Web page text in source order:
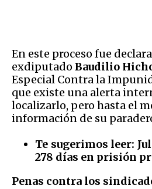
En este proceso fue
exdiputado Baudilio
Especial Contra la
que existe una alerta
localizarlo, pero hasta el
información de su
Te sugerimos leer:
278 días en prisión
Penas contra los